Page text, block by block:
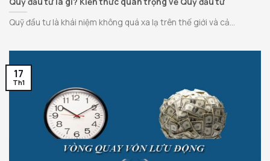
Quỹ đầu tư là khái niệm không quá xa lạ trên thế giới và cả...
17
Th1